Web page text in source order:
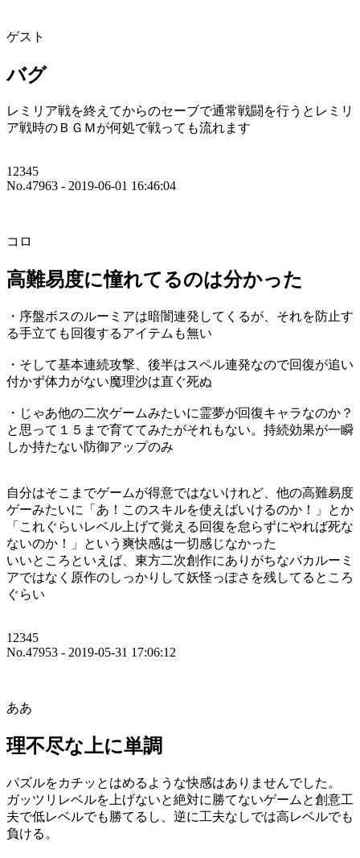
ゲスト
バグ
レミリア戦を終えてからのセーブで通常戦闘を行うとレミリ
ア戦時のＢＧＭが何処で戦っても流れます
12345
No.47963 - 2019-06-01 16:46:04
コロ
高難易度に憧れてるのは分かった
・序盤ボスのルーミアは暗闇連発してくるが、それを防止す
る手立ても回復するアイテムも無い
・そして基本連続攻撃、後半はスペル連発なので回復が追い
付かず体力がない魔理沙は直ぐ死ぬ
・じゃあ他の二次ゲームみたいに霊夢が回復キャラなのか？
と思って１５まで育ててみたがそれもない。持続効果が一瞬
しか持たない防御アップのみ
自分はそこまでゲームが得意ではないけれど、他の高難易度
ゲーみたいに「あ！このスキルを使えばいけるのか！」とか
「これぐらいレベル上げて覚える回復を怠らずにやれば死な
ないのか！」という爽快感は一切感じなかった
いいところといえば、東方二次創作にありがちなバカルーミ
アではなく原作のしっかりして妖怪っぽさを残してるところ
ぐらい
12345
No.47953 - 2019-05-31 17:06:12
ああ
理不尽な上に単調
パズルをカチッとはめるような快感はありませんでした。
ガッツリレベルを上げないと絶対に勝てないゲームと創意工
夫で低レベルでも勝てるし、逆に工夫なしでは高レベルでも
負ける。